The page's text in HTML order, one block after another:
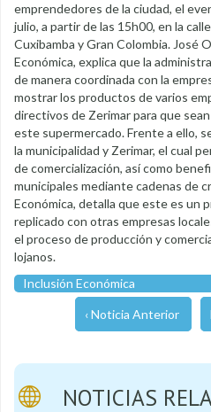
emprendedores de la ciudad, el
julio, a partir de las 15h00, en la
Cuxibamba y Gran Colombia. José
Económica, explica que la
de manera coordinada con la
mostrar los productos de varios
directivos de Zerimar para que
este supermercado. Frente a ello,
la municipalidad y Zerimar, el cual
de comercialización, así como
municipales mediante cadenas de
Económica, detalla que este es un
replicado con otras empresas
el proceso de producción y
lojanos.
Inclusión Económica
‹ Noticia Anterior
NOTICIAS